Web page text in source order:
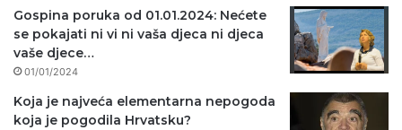
Gospina poruka od 01.01.2024: Nećete
se pokajati ni vi ni vaša djeca ni djeca
vaše djece…
01/01/2024
Koja je najveća elementarna nepogoda
koja je pogodila Hrvatsku?